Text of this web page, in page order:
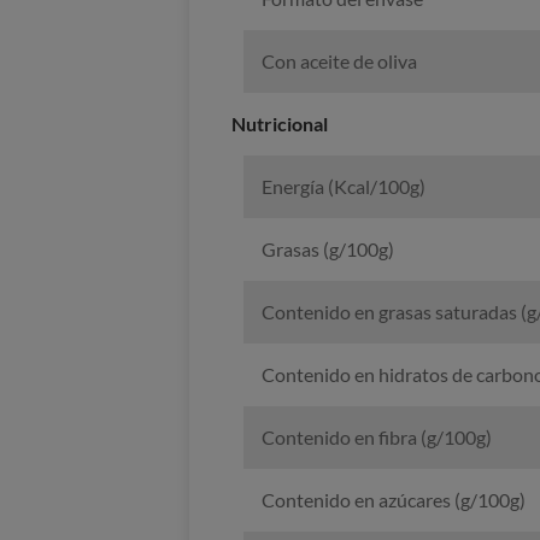
Con aceite de oliva
Nutricional
Energía (Kcal/100g)
Grasas (g/100g)
Contenido en grasas saturadas
Contenido en hidratos de
Contenido en fibra (g/100g)
Contenido en azúcares (g/100g)